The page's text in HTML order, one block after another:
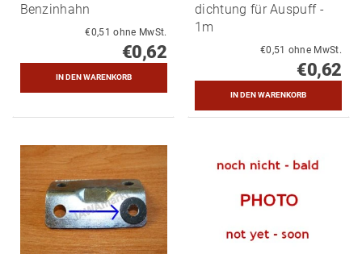
Benzinhahn
€0,51 ohne MwSt.
€0,62
dichtung für Auspuff -
1m
€0,51 ohne MwSt.
€0,62